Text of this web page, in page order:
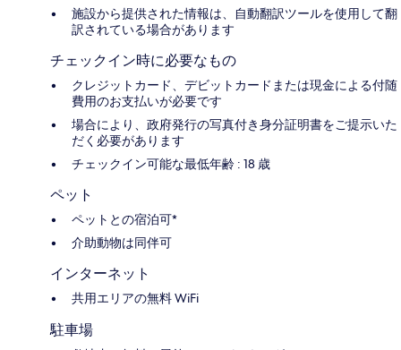
施設から提供された情報は、自動翻訳ツールを使用して翻
訳されている場合があります
チェックイン時に必要なもの
クレジットカード、デビットカードまたは現金による付随
費用のお支払いが必要です
場合により、政府発行の写真付き身分証明書をご提示いた
だく必要があります
チェックイン可能な最低年齢 : 18 歳
ペット
ペットとの宿泊可*
介助動物は同伴可
インターネット
共用エリアの無料 WiFi
駐車場